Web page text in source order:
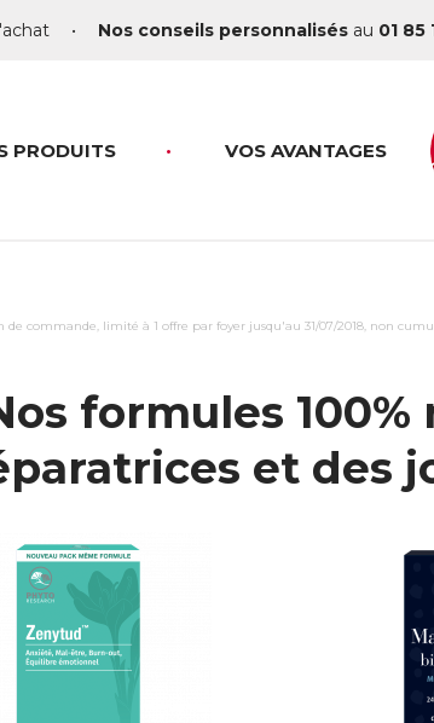
• Nos conseils personnalisés au 01 85
PRODUITS VOS AVANTAGES
commande, limité à 1 offre par foyer jusqu'au 31/07/2018, non
formules
et des